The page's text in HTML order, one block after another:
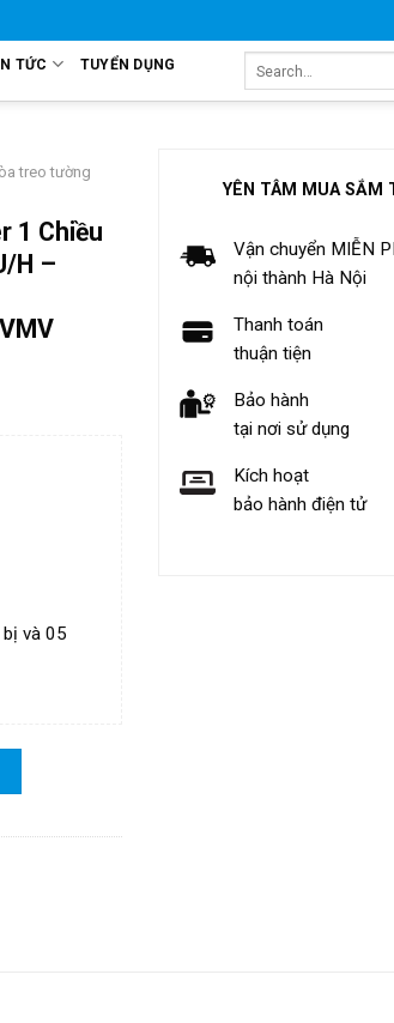
TỨC TUYỂN DỤNG
treo tường
1 Chiều
H –
và 05
series 20.500BTU/H – Model: FTHB60ZVMV/
YÊN TÂM MUA SẮM
Vận chuyển MIỄN
nội thành Hà Nội
Thanh toán
thuận tiện
Bảo hành
tại nơi sử dụng
Kích hoạt
bảo hành điện tử